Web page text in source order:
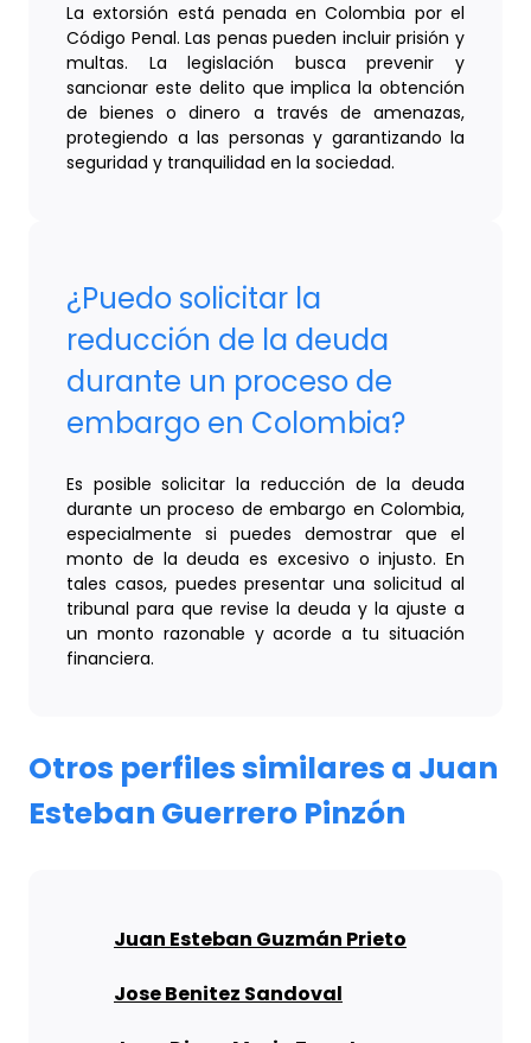
La extorsión está penada en Colombia por el
Código Penal. Las penas pueden incluir prisión y
multas. La legislación busca prevenir y
sancionar este delito que implica la obtención
de bienes o dinero a través de amenazas,
protegiendo a las personas y garantizando la
seguridad y tranquilidad en la sociedad.
¿Puedo solicitar la
reducción de la deuda
durante un proceso de
embargo en Colombia?
Es posible solicitar la reducción de la deuda
durante un proceso de embargo en Colombia,
especialmente si puedes demostrar que el
monto de la deuda es excesivo o injusto. En
tales casos, puedes presentar una solicitud al
tribunal para que revise la deuda y la ajuste a
un monto razonable y acorde a tu situación
financiera.
Otros perfiles similares a Juan
Esteban Guerrero Pinzón
Juan Esteban Guzmán Prieto
Jose Benitez Sandoval